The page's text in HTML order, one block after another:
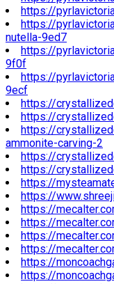
https://
https://
nutella-9ed7
https://
9f0f
https://
9ecf
https://
https://
https://
ammonite-carving-2
https://
https://
https://
https://
https://
https://
https://
https://
https://
https://